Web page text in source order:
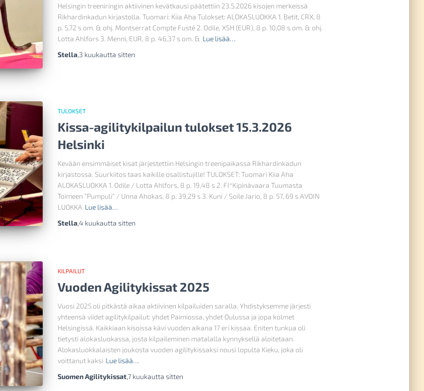
Helsingin treeniringin aktiivinen kevätkausi päätettiin 23.5.2026 kisojen merkeissä
Rikhardinkadun kirjastolla. Tuomari: Kiia Aha Tulokset: ALOKASLUOKKA 1. Betit, CRX, 8
p. 5,72 s om. & ohj. Montserrat Compte Fusté 2. Odile, XSH (EUR), 8 p. 10,08 s om. & ohj.
Lotta Ahlfors 3. Menni, EUR, 8 p. 46,37 s om. & Lue lisää…
Stella,3 kuukautta sitten
TULOKSET
Kissa-agilitykilpailun tulokset 15.3.2026
Helsinki
Kevään ensimmäiset kisat järjestettiin Helsingin treenipaikassa Rikhardinkadun
kirjastossa. Suurkiitos taas kaikille osallistujille! TULOKSET: Tuomari Kiia Aha
ALOKASLUOKKA 1. Odile / Lotta Ahlfors, 8 p. 19,48 s 2. FI*Kipinävaara Tuumasta
Toimeen ”Pumpuli” / Unna Ahokas, 8 p. 39,29 s 3. Kuni / Soile Jario, 8 p. 57, 69 s AVOIN
LUOKKA Lue lisää…
Stella,4 kuukautta sitten
KILPAILUT
Vuoden Agilitykissat 2025
Vuosi 2025 oli pitkästä aikaa aktiivinen kilpailuiden saralla. Yhdistyksemme järjesti
yhteensä viidet agilitykilpailut: yhdet Paimiossa, yhdet Oulussa ja jopa kolmet
Helsingissä. Kaikkiaan kisoissa kävi vuoden aikana 17 eri kissaa. Eniten tunkua oli
tietysti alokasluokassa, josta kilpaileminen matalalla kynnyksellä aloitetaan.
Alokasluokkalaisten joukosta vuoden agilitykissaksi nousi lopulta Kieku, joka oli
voittanut kaksi Lue lisää…
Suomen Agilitykissat,7 kuukautta sitten